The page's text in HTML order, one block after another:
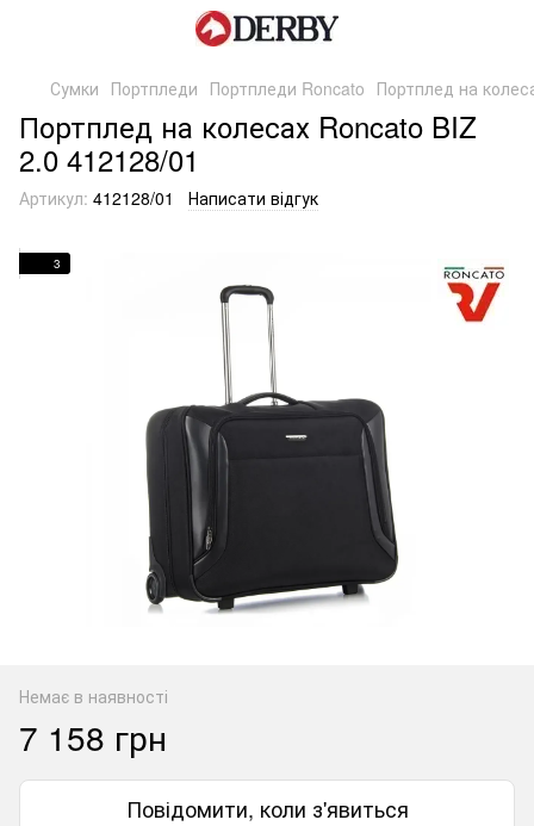
Сумки Портпледи Портпледи Roncato Портплед на
Портплед на колесах Roncato BIZ
2.0 412128/01
Артикул: 412128/01 Написати відгук
3
Немає в наявності
7 158 грн
Повідомити, коли з'явиться